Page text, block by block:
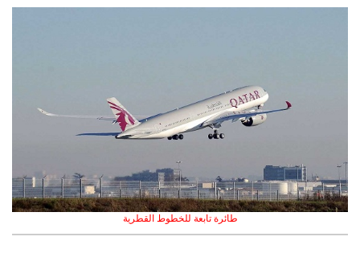
طائرة تابعة للخطوط القطرية